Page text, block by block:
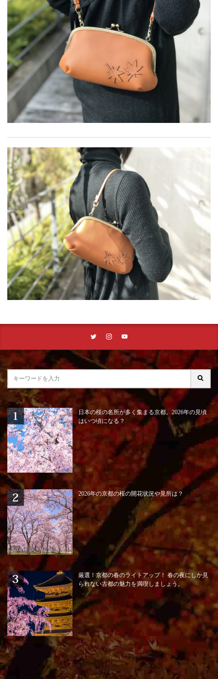
日本の桜の名所が多く集まる京都。2026年の見頃
はいつ頃になる？
2026年の京都の桜の開花状況や見所は？
厳選！京都の春のライトアップ！ 春の夜にしか見
られない古都の魅力を満喫しましょう。